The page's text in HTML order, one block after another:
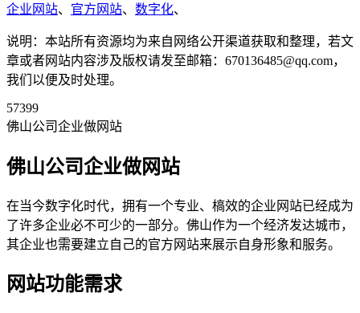
企业网站、 官方网站、 数字化、
说明：本站所有资源均为来自网络公开渠道获取和整理，若文
章或者网站内容涉及版权请发至邮箱：670136485@qq.com，
我们以便及时处理。
57399
佛山公司企业做网站
佛山公司企业做网站
在当今数字化时代，拥有一个专业、槁效的企业网站已经成为
了许多企业必不可少的一部分。佛山作为一个经济发达城市，
其企业也需要建立自己的官方网站来展示自身形象和服务。
网站功能需求